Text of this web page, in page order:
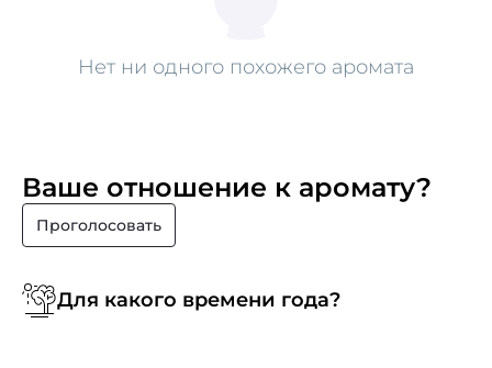
Нет ни одного похожего аромата
Ваше отношение к аромату?
Проголосовать
Для какого времени года?